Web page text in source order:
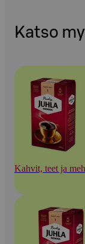
Katso
Kahvit, teet ja